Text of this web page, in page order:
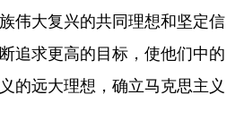
伟大复兴的共同理想和坚定信
追求更高的目标，使他们中的
的远大理想，确立马克思主义